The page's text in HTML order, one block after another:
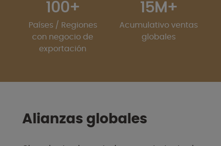
100+
Países / Regiones
con negocio de
exportación
15M+
Acumulativo ventas
globales
Alianzas globales